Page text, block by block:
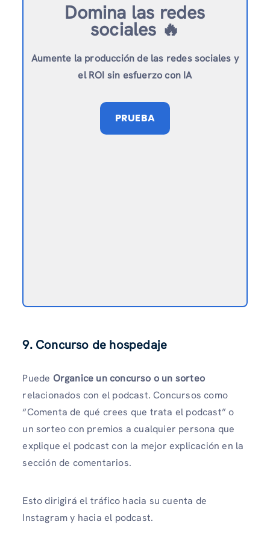
Domina las redes
sociales 🔥
Aumente la producción de las redes sociales y
el ROI sin esfuerzo con IA
PRUEBA
9. Concurso de hospedaje
Puede Organice un concurso o un sorteo
relacionados con el podcast. Concursos como
“Comenta de qué crees que trata el podcast” o
un sorteo con premios a cualquier persona que
explique el podcast con la mejor explicación en la
sección de comentarios.
Esto dirigirá el tráfico hacia su cuenta de
Instagram y hacia el podcast.